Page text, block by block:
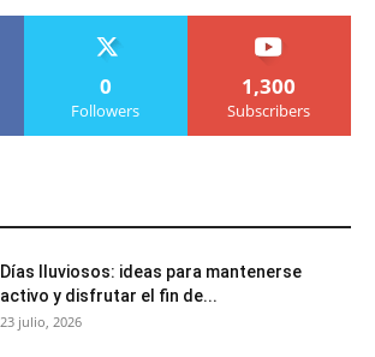
0
Followers
1,300
Subscribers
Días lluviosos: ideas para mantenerse
activo y disfrutar el fin de...
23 julio, 2026